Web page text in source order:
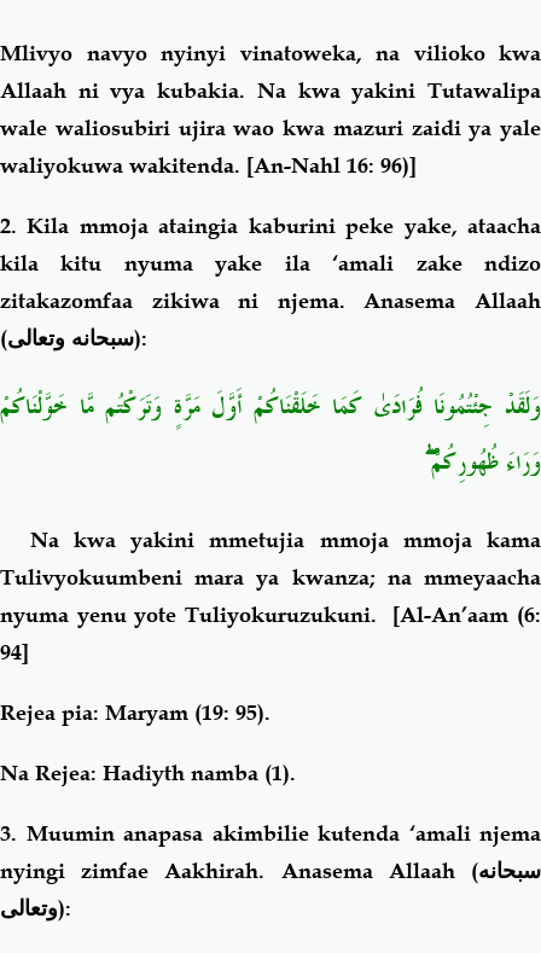
Mlivyo navyo nyinyi vinatoweka, na vilioko kwa
Allaah ni vya kubakia. Na kwa yakini Tutawalipa
wale waliosubiri ujira wao kwa mazuri zaidi ya yale
waliyokuwa wakitenda. [An-Nahl 16: 96)]
2. Kila mmoja ataingia kaburini peke yake, ataacha
kila kitu nyuma yake ila ‘amali zake ndizo
zitakazomfaa zikiwa ni njema. Anasema Allaah
(سبحانه وتعالى):
وَلَقَدْ جِئْتُمُونَا فُرَادَىٰ كَمَا خَلَقْنَاكُمْ أَوَّلَ مَرَّةٍ وَتَرَكْتُم مَّا خَوَّلْنَاكُمْ
وَرَاءَ ظُهُورِكُمْ ۖ
Na kwa yakini mmetujia mmoja mmoja kama
Tulivyokuumbeni mara ya kwanza; na mmeyaacha
nyuma yenu yote Tuliyokuruzukuni. [Al-An’aam (6:
94]
Rejea pia: Maryam (19: 95).
Na Rejea: Hadiyth namba (1).
3. Muumin anapasa akimbilie kutenda ‘amali njema
nyingi zimfae Aakhirah. Anasema Allaah (سبحانه
وتعالى):